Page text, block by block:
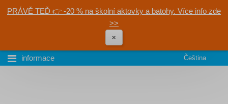
PRÁVĚ TEĎ 👉 -20 % na školní aktovky a batohy. Více info zde
>>
×
informace Čeština